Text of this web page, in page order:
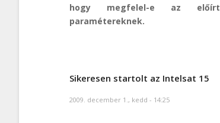
hogy megfelel-e az előírt
paramétereknek.
Sikeresen startolt az Intelsat 15
2009. december 1., kedd - 14:25